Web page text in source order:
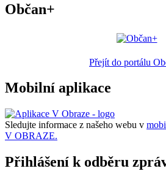
Občan+
Přejít do portálu
Mobilní aplikace
Sledujte informace z našeho webu v
V OBRAZE.
Přihlášení k odběru